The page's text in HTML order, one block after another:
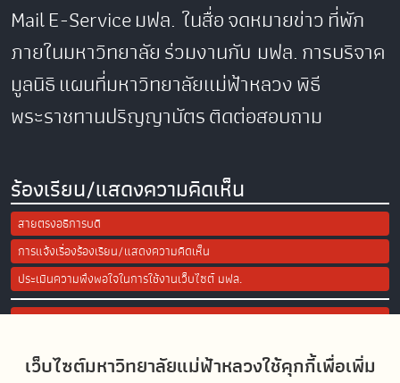
เว็บไซต์มหาวิทยาลัยแม่ฟ้าหลวงใช้คุกกี้เพื่อเพิ่ม
MailE-Serviceมฟล. ในสื่อจดหมายข่าวที่พัก
ภายในมหาวิทยาลัยร่วมงานกับ มฟล.การบริจาค
มูลนิธิแผนที่มหาวิทยาลัยแม่ฟ้าหลวงพิธี
พระราชทานปริญญาบัตรติดต่อสอบถาม
ร้องเรียน/แสดงความคิดเห็น
สายตรงอธิการบดี
การแจ้งเรื่องร้องเรียน/แสดงความคิดเห็น
ประเมินความพึงพอใจในการใช้งานเว็บไซต์ มฟล.
Site Map